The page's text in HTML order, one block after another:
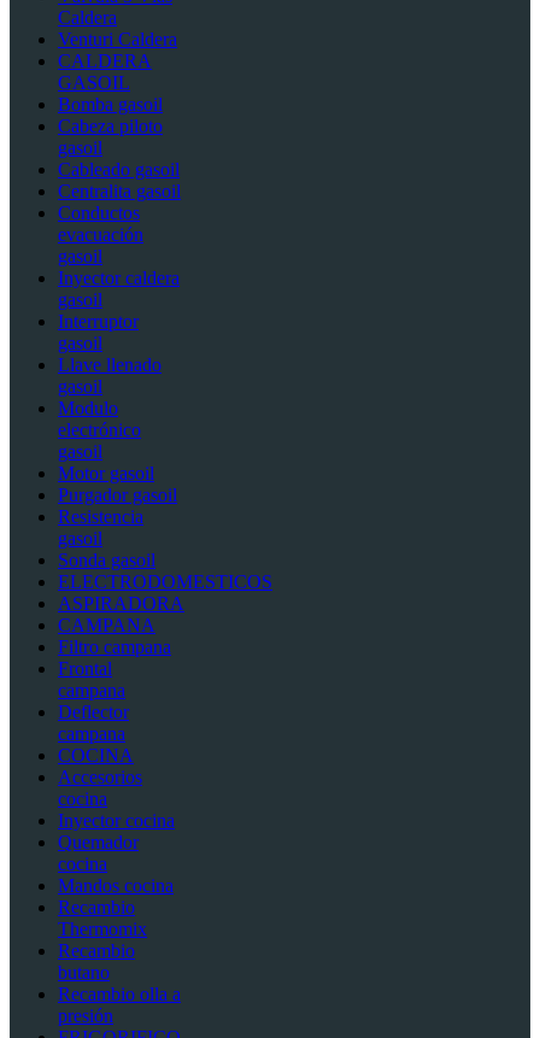
Caldera
Venturi Caldera
CALDERA
GASOIL
Bomba gasoil
Cabeza piloto
gasoil
Cableado gasoil
Centralita gasoil
Conductos
evacuación
gasoil
Inyector caldera
gasoil
Interruptor
gasoil
Llave llenado
gasoil
Modulo
electrónico
gasoil
Motor gasoil
Purgador gasoil
Resistencia
gasoil
Sonda gasoil
ELECTRODOMESTICOS
ASPIRADORA
CAMPANA
Filtro campana
Frontal
campana
Deflector
campana
COCINA
Accesorios
cocina
Inyector cocina
Quemador
cocina
Mandos cocina
Recambio
Thermomix
Recambio
butano
Recambio olla a
presión